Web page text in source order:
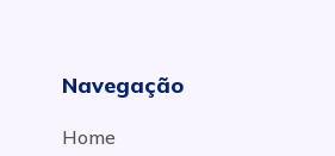
Navegação
Home